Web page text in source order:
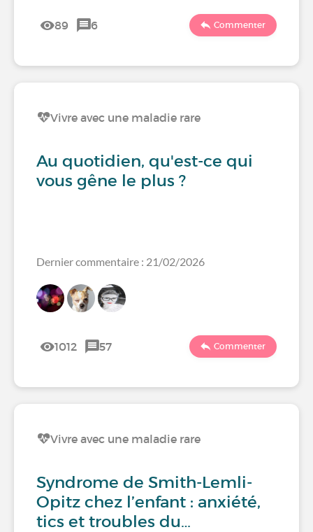
89 6 Commenter
Vivre avec une maladie rare
Au quotidien, qu'est-ce qui
vous gêne le plus ?
Dernier commentaire : 21/02/2026
1012 57 Commenter
Vivre avec une maladie rare
Syndrome de Smith-Lemli-
Opitz chez l’enfant : anxiété,
tics et troubles du…